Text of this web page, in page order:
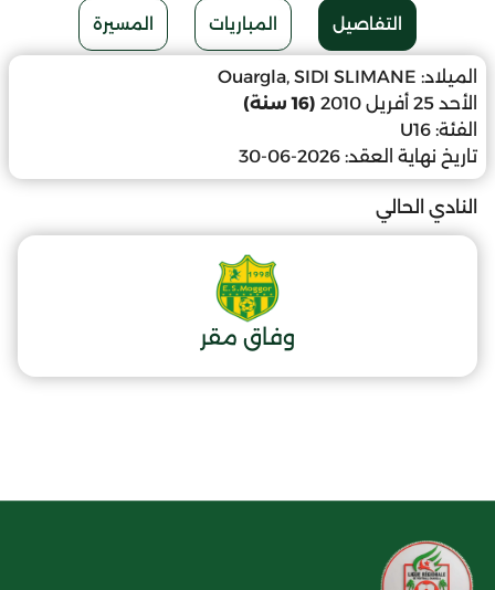
التفاصيل المباريات المسيرة
الميلاد: Ouargla, SIDI SLIMANE
الأحد 25 أفريل 2010
(16 سنة)
الفئة: U16
تاريخ نهاية العقد: 2026-06-30
النادي الحالي
وفاق مقر